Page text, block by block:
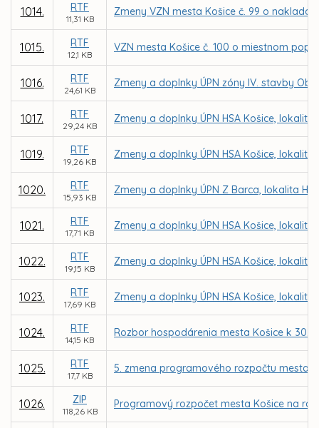
1014. RTF
11,31 KB
Zmeny VZN mesta Košice č. 99 o
1015. RTF
12,1 KB
VZN mesta Košice č. 100 o miestnom
1016. RTF
24,61 KB
Zmeny a doplnky ÚPN zóny IV. stavby
1017. RTF
29,24 KB
Zmeny a doplnky ÚPN HSA Košice,
1019. RTF
19,26 KB
Zmeny a doplnky ÚPN HSA Košice, lokalita
1020. RTF
15,93 KB
Zmeny a doplnky ÚPN Z Barca, lokalita
1021. RTF
17,71 KB
Zmeny a doplnky ÚPN HSA Košice,
1022. RTF
19,15 KB
Zmeny a doplnky ÚPN HSA Košice, lokalita
1023. RTF
17,69 KB
Zmeny a doplnky ÚPN HSA Košice, lokalita
1024. RTF
14,15 KB
Rozbor hospodárenia mesta Košice k
1025. RTF
17,7 KB
5. zmena programového rozpočtu mesta
1026. ZIP
118,26 KB
Programový rozpočet mesta Košice na